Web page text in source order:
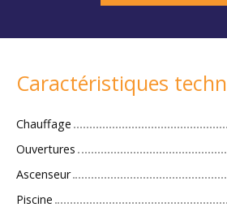
Caractéristiques
Chauffage
Ouvertures
Ascenseur
Piscine